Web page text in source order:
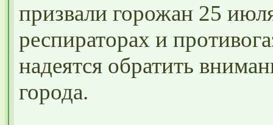
призвали горожан 25
респираторах и
надеятся обратить
города.